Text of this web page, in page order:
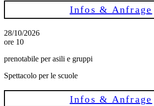
Infos & Anfrage
28/10/2026
ore 10
prenotabile per asili e gruppi
Spettacolo per le scuole
Infos & Anfrage